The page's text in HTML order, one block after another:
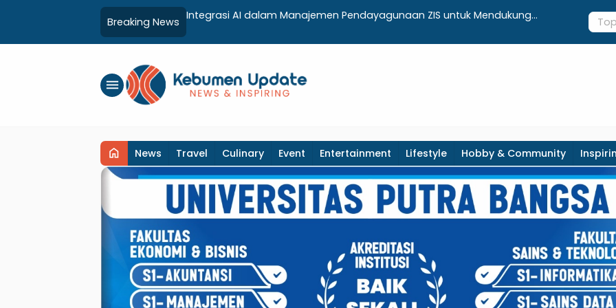
Breaking News
ZIS untuk Mendukung
BRI Kebumen Apresiasi Nasabah Pensiunan Melalui Pemeriksaan Kesehatan
Bupati
Warga
menu
home News Travel Culinary Event Entertainment Lifestyle Hobby & Community